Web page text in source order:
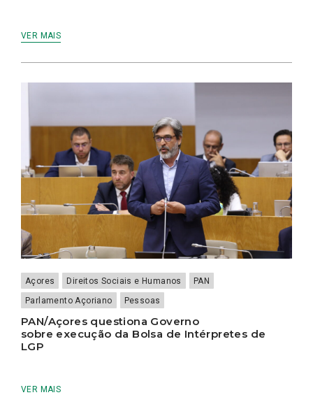
VER MAIS
Açores Direitos Sociais e Humanos
PAN
Parlamento Açoriano
Pessoas
PAN/Açores questiona Governo
sobre execução da Bolsa de Intérpretes de
LGP
VER MAIS